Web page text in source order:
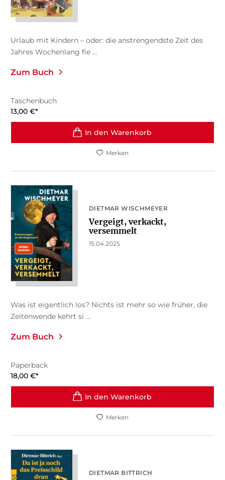
Urlaub mit Kindern – oder: die anstrengendste Zeit des
Jahres Wochenlang fie ...
Zum Buch
Taschenbuch
13,00 €*
In den Warenkorb
Merken
DIETMAR WISCHMEYER
Vergeigt, verkackt,
versemmelt
15.04.2025
Was ist eigentlich los? Nichts ist mehr so wie früher, die
Zeitenwende kehrt si ...
Zum Buch
Paperback
18,00 €*
In den Warenkorb
Merken
DIETMAR BITTRICH